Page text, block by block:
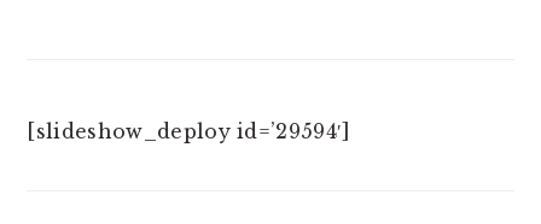
[slideshow_deploy id=’29594′]